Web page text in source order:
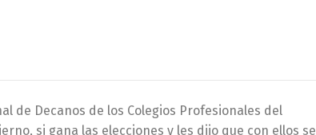
de Decanos de los Colegios Profesionales del
si gana las elecciones y les dijo que con ellos se